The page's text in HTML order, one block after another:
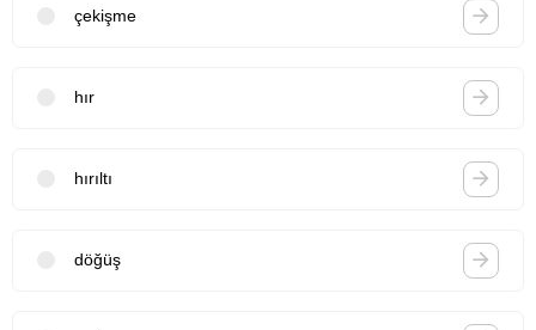
çekişme
hır
hırıltı
döğüş